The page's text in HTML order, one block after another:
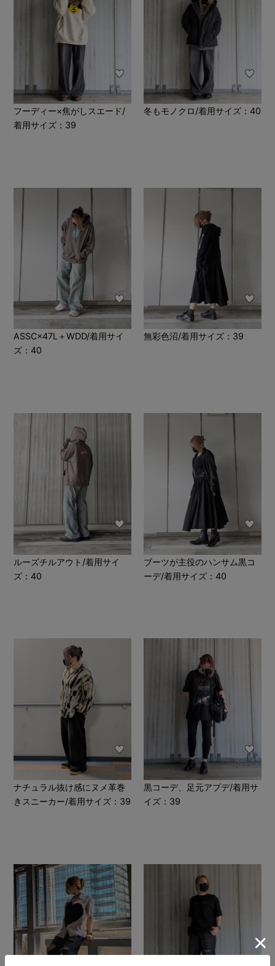
フーディー×焦がしスエード/
着用サイズ：39
冬もモノクロ/着用サイズ：40
ASSC×47L＋WDD/着用サイ
ズ：40
無彩色沼/着用サイズ：39
ルーズチルアウト/着用サイ
ズ：40
ブーツが主役のハンサム黒コ
ーデ/着用サイズ：40
ナチュラル抜け感にヌメ革巻
きスニーカー/着用サイズ：39
黒コーデ、足元アプデ/着用サ
イズ：39